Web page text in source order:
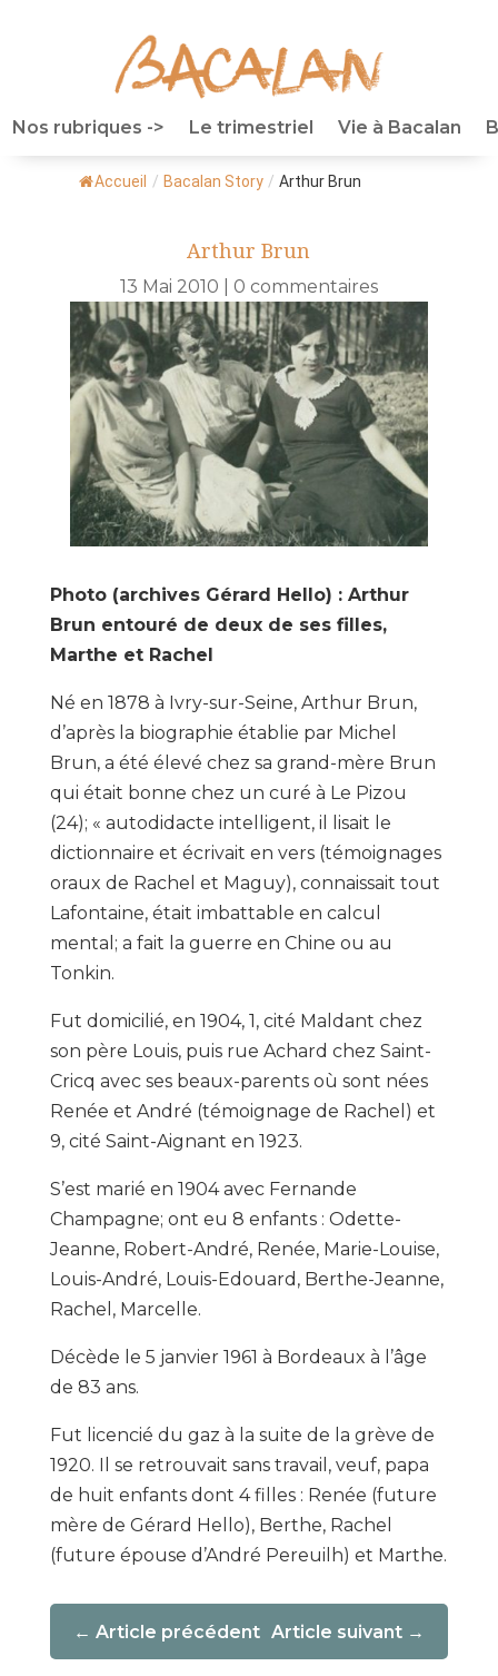
Nos rubriques -> Le trimestriel Vie à Bacalan
Accueil / Bacalan Story / Arthur Brun
Arthur Brun
13 Mai 2010 0 commentaires
Photo (archives Gérard Hello) : Arthur
Brun entouré de deux de ses filles,
Marthe et Rachel
Né en 1878 à Ivry-sur-Seine, Arthur Brun,
d’après la biographie établie par Michel
Brun, a été élevé chez sa grand-mère Brun
qui était bonne chez un curé à Le Pizou
(24); « autodidacte intelligent, il lisait le
dictionnaire et écrivait en vers (témoignages
oraux de Rachel et Maguy), connaissait tout
Lafontaine, était imbattable en calcul
mental; a fait la guerre en Chine ou au
Tonkin.
Fut domicilié, en 1904, 1, cité Maldant chez
son père Louis, puis rue Achard chez Saint-
Cricq avec ses beaux-parents où sont nées
Renée et André (témoignage de Rachel) et
9, cité Saint-Aignant en 1923.
S’est marié en 1904 avec Fernande
Champagne; ont eu 8 enfants : Odette-
Jeanne, Robert-André, Renée, Marie-Louise,
Louis-André, Louis-Edouard, Berthe-Jeanne,
Rachel, Marcelle.
Décède le 5 janvier 1961 à Bordeaux à l’âge
de 83 ans.
Fut licencié du gaz à la suite de la grève de
1920. Il se retrouvait sans travail, veuf, papa
de huit enfants dont 4 filles : Renée (future
mère de Gérard Hello), Berthe, Rachel
(future épouse d’André Pereuilh) et Marthe.
Article suivant
Article précédent